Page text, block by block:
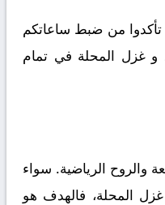
تأكدوا من ضبط ساعاتكم
و غزل المحلة في تمام
والروح الرياضية. سواء
المحلة، فالهدف هو